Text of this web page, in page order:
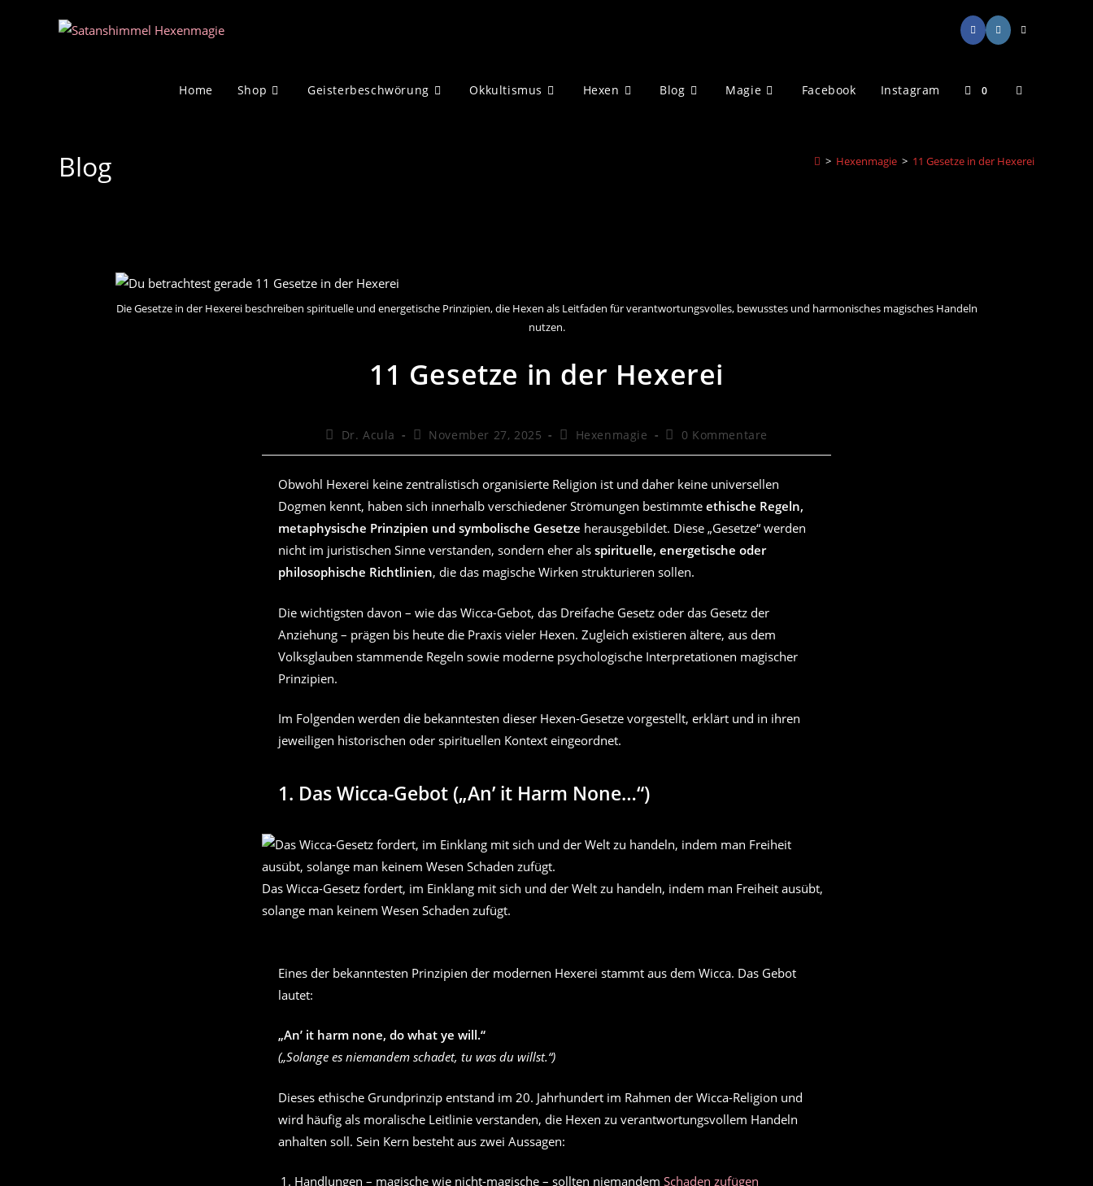
Home Shop Geisterbeschwörung Okkultismus Hexen Blog Magie Facebook Instagram 0 Website-
Blog > Hexenmagie > 11 Gesetze in der Hexerei
Die Gesetze in der Hexerei beschreiben spirituelle und energetische Prinzipien, die Hexen als Leitfaden für verantwortungsvolles, bewusstes und harmonisches magisches Handeln
nutzen.
11 Gesetze in der Hexerei
Beitrags-
Dr. Acula
Beitrag
November 27, 2025
Beitrags-
Hexenmagie
Beitrags-
0 Kommentare
Obwohl Hexerei keine zentralistisch organisierte Religion ist und daher keine universellen
Dogmen kennt, haben sich innerhalb verschiedener Strömungen bestimmte ethische Regeln,
metaphysische Prinzipien und symbolische Gesetze herausgebildet. Diese „Gesetze“ werden
nicht im juristischen Sinne verstanden, sondern eher als spirituelle, energetische oder
philosophische Richtlinien, die das magische Wirken strukturieren sollen.
Die wichtigsten davon – wie das Wicca-Gebot, das Dreifache Gesetz oder das Gesetz der
Anziehung – prägen bis heute die Praxis vieler Hexen. Zugleich existieren ältere, aus dem
Volksglauben stammende Regeln sowie moderne psychologische Interpretationen magischer
Prinzipien.
Im Folgenden werden die bekanntesten dieser Hexen-Gesetze vorgestellt, erklärt und in ihren
jeweiligen historischen oder spirituellen Kontext eingeordnet.
1. Das Wicca-Gebot („An’ it Harm None…“)
Das Wicca-Gesetz fordert, im Einklang mit sich und der Welt zu handeln, indem man Freiheit ausübt,
solange man keinem Wesen Schaden zufügt.
Eines der bekanntesten Prinzipien der modernen Hexerei stammt aus dem Wicca. Das Gebot
lautet:
„An’ it harm none, do what ye will.“
(„Solange es niemandem schadet, tu was du willst.“)
Dieses ethische Grundprinzip entstand im 20. Jahrhundert im Rahmen der Wicca-Religion und
wird häufig als moralische Leitlinie verstanden, die Hexen zu verantwortungsvollem Handeln
anhalten soll. Sein Kern besteht aus zwei Aussagen:
Handlungen – magische wie nicht-magische – sollten niemandem Schaden zufügen